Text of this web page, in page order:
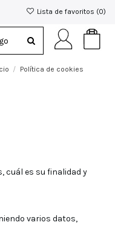
Lista de favoritos (0)
Política de cookies
cuál es su finalidad y
varios datos,